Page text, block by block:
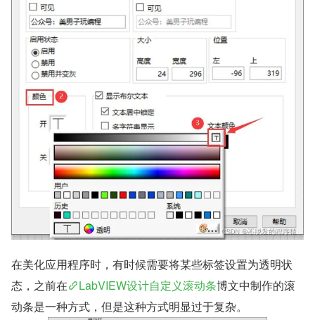
在美化应用程序时，有时候需要将某些标签设置为透明状
态，之前在
LabVIEW设计自定义滚动条博文中制作的滚
动条是一种方式，但是这种方式明显过于复杂。